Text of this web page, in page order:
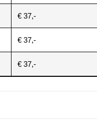
€ 37,-
€ 37,-
€ 37,-